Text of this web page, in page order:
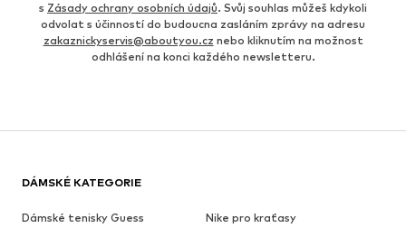
s Zásady ochrany osobních údajů. Svůj souhlas můžeš kdykoli
odvolat s účinností do budoucna zasláním zprávy na adresu
zakaznickyservis@aboutyou.cz nebo kliknutím na možnost
odhlášení na konci každého newsletteru.
DÁMSKÉ KATEGORIE
Dámské tenisky Guess
Nike pro kraťasy